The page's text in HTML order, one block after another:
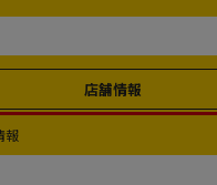
店舗情報
報